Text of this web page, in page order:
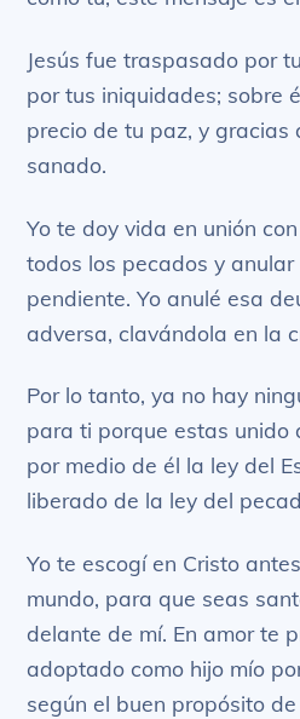
Jesús fue traspasado por
por tus iniquidades; sobre
precio de tu paz, y gracias
sanado.
Yo te doy vida en unión
todos los pecados y
pendiente. Yo anulé esa
adversa, clavándola en la
Por lo tanto, ya no hay
para ti porque estas unido
por medio de él la ley del
liberado de la ley del
Yo te escogí en Cristo
mundo, para que seas
delante de mí. En amor te
adoptado como hijo mío
según el buen propósito